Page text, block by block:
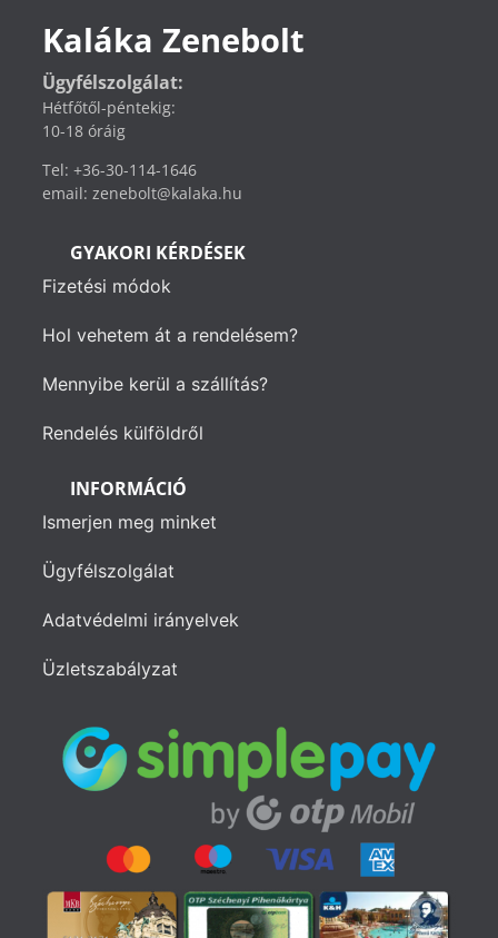
Kaláka Zenebolt
Ügyfélszolgálat:
Hétfőtől-péntekig:
10-18 óráig
Tel: +36-30-114-1646
email: zenebolt@kalaka.hu
GYAKORI KÉRDÉSEK
Fizetési módok
Hol vehetem át a rendelésem?
Mennyibe kerül a szállítás?
Rendelés külföldről
INFORMÁCIÓ
Ismerjen meg minket
Ügyfélszolgálat
Adatvédelmi irányelvek
Üzletszabályzat